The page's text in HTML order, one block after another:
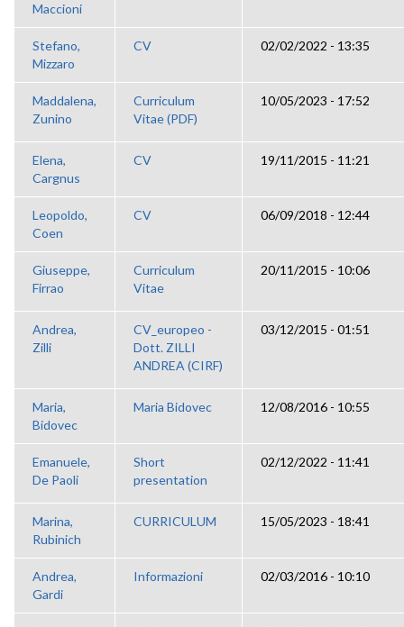
Maccioni
Stefano,
Mizzaro
CV 02/02/2022 - 13:35
Maddalena,
Zunino
Curriculum
Vitae (PDF)
10/05/2023 - 17:52
Elena,
Cargnus
CV 19/11/2015 - 11:21
Leopoldo,
Coen
CV 06/09/2018 - 12:44
Giuseppe,
Firrao
Curriculum
Vitae
20/11/2015 - 10:06
Andrea,
Zilli
CV_europeo -
Dott. ZILLI
ANDREA (CIRF)
03/12/2015 - 01:51
Maria,
Bidovec
Maria Bidovec 12/08/2016 - 10:55
Emanuele,
De Paoli
Short
presentation
02/12/2022 - 11:41
Marina,
Rubinich
CURRICULUM 15/05/2023 - 18:41
Andrea,
Gardi
Informazioni 02/03/2016 - 10:10